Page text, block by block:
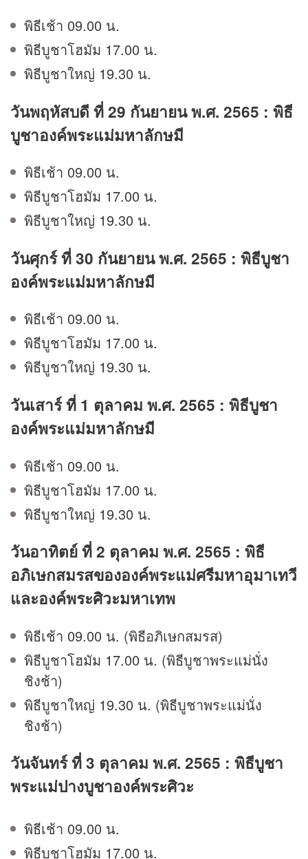
พิธีเช้า 09.00 น.
พิธีบูชาโฮมัม 17.00 น.
พิธีบูชาใหญ่ 19.30 น.
วันพฤหัสบดี ที่ 29 กันยายน พ.ศ. 2565 : พิธี
บูชาองค์พระแม่มหาลักษมี
พิธีเช้า 09.00 น.
พิธีบูชาโฮมัม 17.00 น.
พิธีบูชาใหญ่ 19.30 น.
วันศุกร์ ที่ 30 กันยายน พ.ศ. 2565 : พิธีบูชา
องค์พระแม่มหาลักษมี
พิธีเช้า 09.00 น.
พิธีบูชาโฮมัม 17.00 น.
พิธีบูชาใหญ่ 19.30 น.
วันเสาร์ ที่ 1 ตุลาคม พ.ศ. 2565 : พิธีบูชา
องค์พระแม่มหาลักษมี
พิธีเช้า 09.00 น.
พิธีบูชาโฮมัม 17.00 น.
พิธีบูชาใหญ่ 19.30 น.
วันอาทิตย์ ที่ 2 ตุลาคม พ.ศ. 2565 : พิธี
อภิเษกสมรสขององค์พระแม่ศรีมหาอุมาเทวี
และองค์พระศิวะมหาเทพ
พิธีเช้า 09.00 น. (พิธีอภิเษกสมรส)
พิธีบูชาโฮมัม 17.00 น. (พิธีบูชาพระแม่นั่ง
ชิงช้า)
พิธีบูชาใหญ่ 19.30 น. (พิธีบูชาพระแม่นั่ง
ชิงช้า)
วันจันทร์ ที่ 3 ตุลาคม พ.ศ. 2565 : พิธีบูชา
พระแม่ปางบูชาองค์พระศิวะ
พิธีเช้า 09.00 น.
พิธีบูชาโฮมัม 17.00 น.